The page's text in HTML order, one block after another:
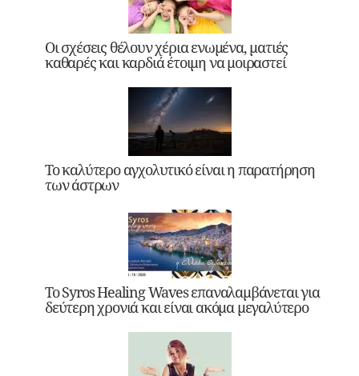
Οι σχέσεις θέλουν χέρια ενωμένα, ματιές
καθαρές και καρδιά έτοιμη να μοιραστεί
Το καλύτερο αγχολυτικό είναι η παρατήρηση
των άστρων
Το Syros Healing Waves επαναλαμβάνεται για
δεύτερη χρονιά και είναι ακόμα μεγαλύτερο